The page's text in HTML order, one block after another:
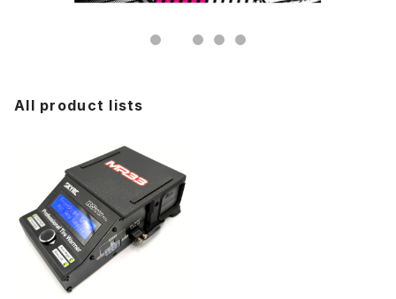
All product lists